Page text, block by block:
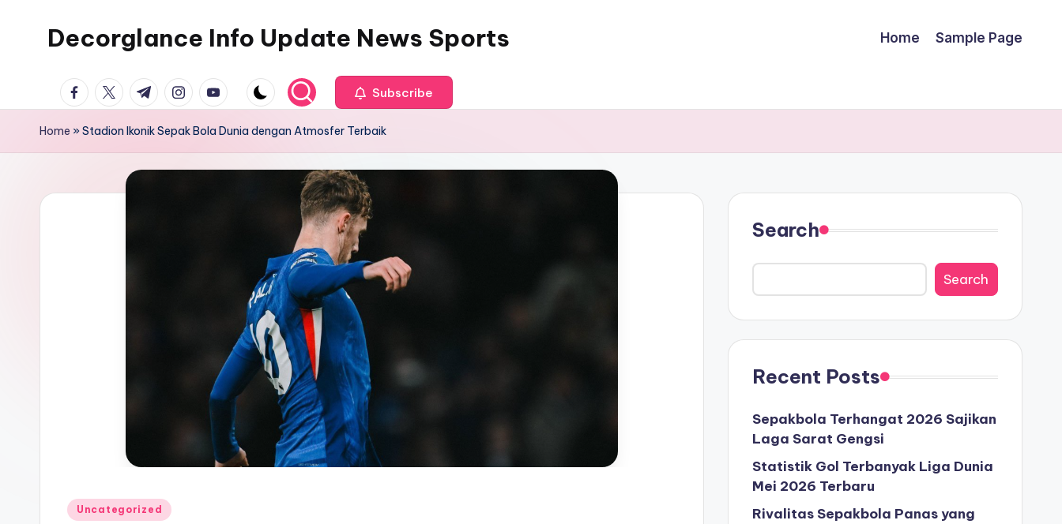
Decorglance Info Update News Sports
adalah
sebuah
portal
Home Sample Page
facebook.com
twitter.com
t.me instagram.com
youtube.com Subscribe
Home »Stadion Ikonik Sepak Bola Dunia dengan Atmosfer Terbaik
Posted
Uncategorized
Search
Search
Recent Posts
Sepakbola Terhangat 2026 Sajikan
Laga Sarat Gengsi
Statistik Gol Terbanyak Liga Dunia
Mei 2026 Terbaru
Rivalitas Sepakbola Panas yang